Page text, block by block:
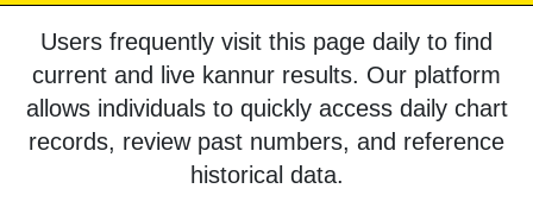
Users frequently visit this page daily to find
current and live kannur results. Our platform
allows individuals to quickly access daily chart
records, review past numbers, and reference
historical data.